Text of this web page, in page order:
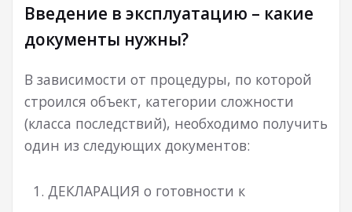
Введение в эксплуатацию – какие
документы нужны?
В зависимости от процедуры, по которой
строился объект, категории сложности
(класса последствий), необходимо получить
один из следующих документов:
ДЕКЛАРАЦИЯ о готовности к